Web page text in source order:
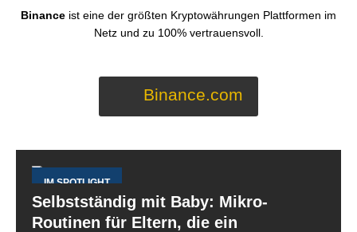
Binance ist eine der größten Kryptowährungen Plattformen im
Netz und zu 100% vertrauensvoll.
Binance.com
IM SPOTLIGHT
Selbstständig mit Baby: Mikro-
Routinen für Eltern, die ein